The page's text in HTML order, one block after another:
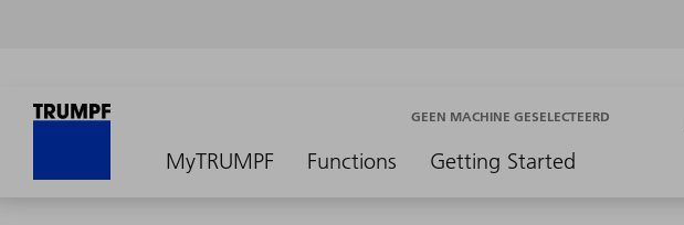
MyTRUMPF Functions Getting Started
GEEN MACHINE GESELECTEERD